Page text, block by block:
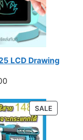
LCD Drawing
Price
฿790.00
through
฿990.00
SALE
ON